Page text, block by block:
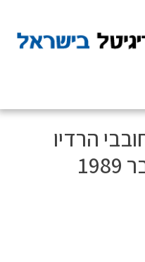
הרדיו